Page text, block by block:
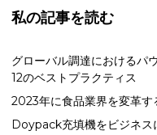
私の記事を読む
グローバル調達におけるパ
12のベストプラクティス
2023年に食品業界を変革
Doypack充填機をビジネス